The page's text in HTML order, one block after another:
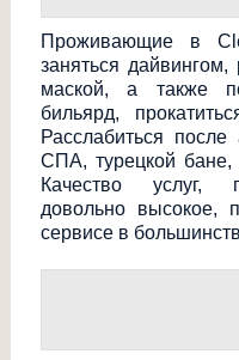
Проживающие в
заняться
маской, а также
бильярд,
Расслабиться
СПА, турецкой
Качество услуг,
довольно высокое,
сервисе в